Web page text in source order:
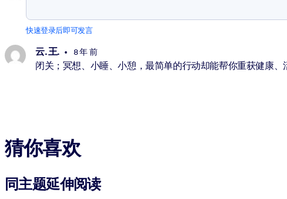
快速登录后即可发言
云. 王. 8 年 前
闭关；冥想、小睡、小憩，最简单的行动却能帮你重获健康
猜你喜欢
同主题延伸阅读